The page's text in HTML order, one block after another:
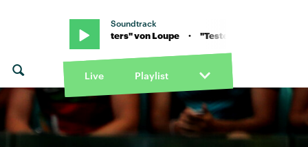
Soundtrack
Waters" von Loupe · "Tested Waters" von Loupe
Live Playlist